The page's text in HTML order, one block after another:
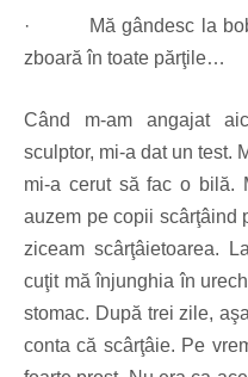
·
Mă gândesc la
zboară în toate părţile…
Când m-am angajat
sculptor, mi-a dat un test.
mi-a cerut să fac o bilă.
auzem pe copii scârţâind
ziceam scârţâietoarea.
cuţit mă înjunghia în
stomac. După trei zile,
conta că scârţâie. Pe